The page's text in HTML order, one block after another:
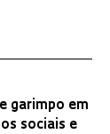
garimpo em
sociais e